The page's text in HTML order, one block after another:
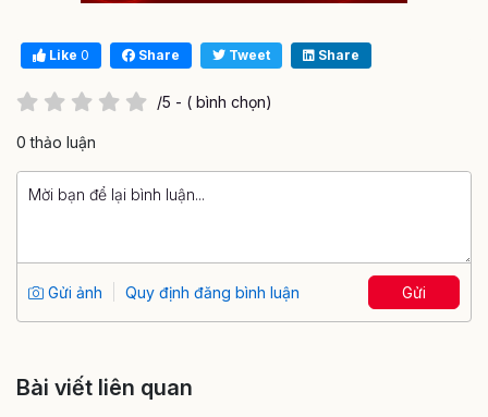
Like 0 Share Tweet Share
/5 - ( bình chọn)
0 thảo luận
Gửi ảnh Quy định đăng bình luận Gửi
Bài viết liên quan